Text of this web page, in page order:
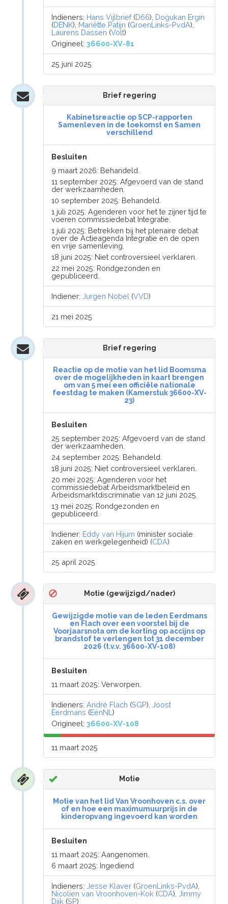
Indieners: Hans Vijlbrief(D66), Doğukan Ergin
(DENK), Mariëtte Patijn (GroenLinks-PvdA),
Laurens Dassen (Volt)
Origineel:36600-XV-81
25 juni 2025
Brief regering
Kabinetsreactie op SCP-rapporten
Samenleven in de toekomst en Samen
verschillend
Besluiten
9 maart 2026: Behandeld.
11 september 2025: Afgevoerd van de stand
der werkzaamheden.
10 september 2025: Behandeld.
1 juli 2025: Agenderen voor het te zijner tijd te
voeren commissiedebat Integratie.
1 juli 2025: Betrekken bij het plenaire debat
over de Actieagenda Integratie en de open
en vrije samenleving.
18 juni 2025: Niet controversieel verklaren.
22 mei 2025: Rondgezonden en
gepubliceerd.
Indiener:Jurgen Nobel (VVD)
21 mei 2025
Brief regering
Reactie op de motie van het lid Boomsma
over de mogelijkheden in kaart brengen
om van 5 mei een officiële nationale
feestdag te maken (Kamerstuk 36600-XV-
23)
Besluiten
25 september 2025: Afgevoerd van de stand
der werkzaamheden.
24 september 2025: Behandeld.
18 juni 2025: Niet controversieel verklaren.
20 mei 2025: Agenderen voor het
commissiedebat Arbeidsmarktbeleid en
Arbeidsmarktdiscriminatie van 12 juni 2025.
13 mei 2025: Rondgezonden en
gepubliceerd.
Indiener: Eddy van Hijum (minister sociale
zaken en werkgelegenheid) (CDA)
25 april 2025
Motie (gewijzigd/nader)
Gewijzigde motie van de leden Eerdmans
en Flach over een voorstel bij de
Voorjaarsnota om de korting op accijns op
brandstof te verlengen tot 31 december
2026 (t.v.v. 36600-XV-108)
Besluiten
11 maart 2025: Verworpen.
Indieners:André Flach (SGP),Joost
Eerdmans (EénNL)
Origineel:36600-XV-108
11 maart 2025
Motie
Motie van het lid Van Vroonhoven c.s. over
of en hoe een maximumuurprijs in de
kinderopvang ingevoerd kan worden
Besluiten
11 maart 2025: Aangenomen.
6 maart 2025: Ingediend
Indieners:Jesse Klaver (GroenLinks-PvdA),
Nicolien van Vroonhoven-Kok (CDA),Jimmy
Dijk (SP)